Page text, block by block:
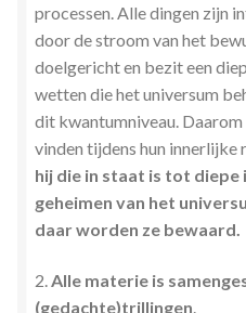
processen. Alle dingen zijn
door de stroom van het
doelgericht en bezit een
wetten die het universum
dit kwantumniveau.
vinden tijdens hun innerlijke
hij die in staat is tot
geheimen van het
daar worden ze bewaard.
2.Alle materie is
(gedachte)trillingen.